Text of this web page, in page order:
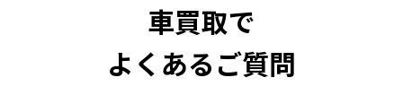
車買取で
よくあるご質問